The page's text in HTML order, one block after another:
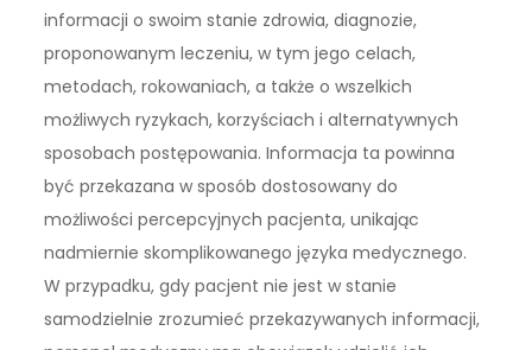
informacji o swoim stanie zdrowia, diagnozie,
proponowanym leczeniu, w tym jego celach,
metodach, rokowaniach, a także o wszelkich
możliwych ryzykach, korzyściach i alternatywnych
sposobach postępowania. Informacja ta powinna
być przekazana w sposób dostosowany do
możliwości percepcyjnych pacjenta, unikając
nadmiernie skomplikowanego języka medycznego.
W przypadku, gdy pacjent nie jest w stanie
samodzielnie zrozumieć przekazywanych informacji,